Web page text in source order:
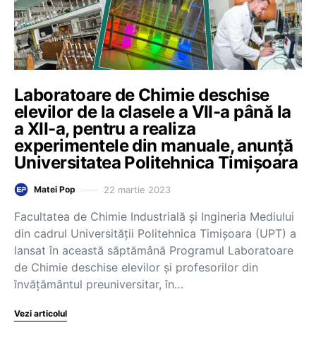
Laboratoare de Chimie deschise
elevilor de la clasele a VII-a până la
a XII-a, pentru a realiza
experimentele din manuale, anunță
Universitatea Politehnica Timişoara
Matei Pop 22 martie 2023
Facultatea de Chimie Industrială şi Ingineria Mediului
din cadrul Universităţii Politehnica Timişoara (UPT) a
lansat în această săptămână Programul Laboratoare
de Chimie deschise elevilor şi profesorilor din
învăţământul preuniversitar, în…
Vezi articolul